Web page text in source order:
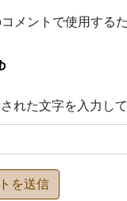
メントで使用する
された文字を入力し